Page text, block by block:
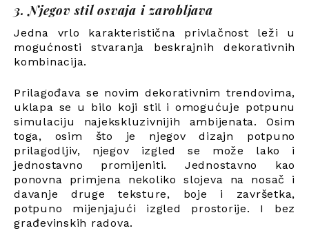
3. Njegov stil osvaja i zarobljava
Jedna vrlo karakteristična privlačnost leži u
mogućnosti stvaranja beskrajnih dekorativnih
kombinacija.
Prilagođava se novim dekorativnim trendovima,
uklapa se u bilo koji stil i omogućuje potpunu
simulaciju najekskluzivnijih ambijenata. Osim
toga, osim što je njegov dizajn potpuno
prilagodljiv, njegov izgled se može lako i
jednostavno promijeniti. Jednostavno kao
ponovna primjena nekoliko slojeva na nosač i
davanje druge teksture, boje i završetka,
potpuno mijenjajući izgled prostorije. I bez
građevinskih radova.